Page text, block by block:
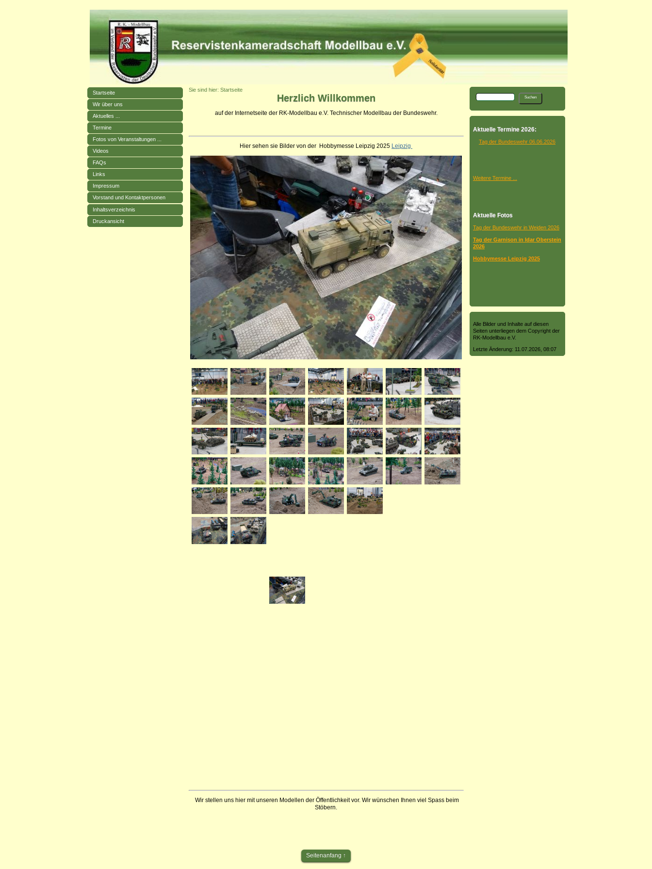
Startseite
Wir über uns
Aktuelles ...
Termine
Fotos von Veranstaltungen ...
Videos
FAQs
Links
Impressum
Vorstand und Kontaktpersonen
Inhaltsverzeichnis
Druckansicht
Sie sind hier: Startseite
Herzlich Willkommen
auf der Internetseite der RK-Modellbau e.V. Technischer Modellbau der Bundeswehr.
Hier sehen sie Bilder von der Hobbymesse Leipzig 2025 Leipzig
Wir stellen uns hier mit unseren Modellen der Öffentlichkeit vor. Wir wünschen Ihnen viel Spass beim
Stöbern.
Aktuelle Termine 2026:
Tag der Bundeswehr 06.06.2026
Weitere Termine ...
Aktuelle Fotos
Tag der Bundeswehr in Weiden 2026
Tag der Garnison in Idar Oberstein
2026
Hobbymesse Leipzig 2025
Alle Bilder und Inhalte auf diesen
Seiten unterliegen dem Copyright der
RK-Modellbau e.V.
Letzte Änderung: 11.07.2026, 08:07
Seitenanfang